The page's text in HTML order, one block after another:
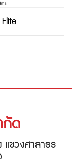
กัด
ขวงศาลาธร